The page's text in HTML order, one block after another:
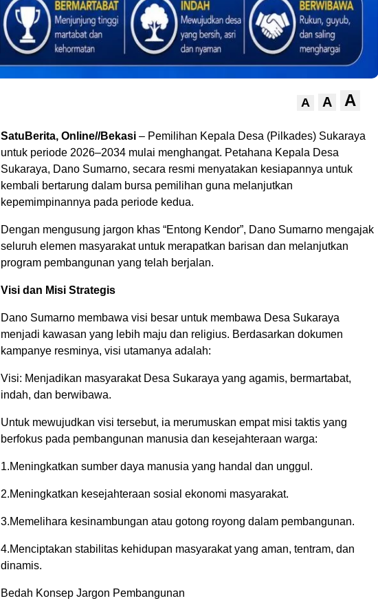
A A A
SatuBerita, Online//Bekasi – Pemilihan Kepala Desa (Pilkades) Sukaraya
untuk periode 2026–2034 mulai menghangat. Petahana Kepala Desa
Sukaraya, Dano Sumarno, secara resmi menyatakan kesiapannya untuk
kembali bertarung dalam bursa pemilihan guna melanjutkan
kepemimpinannya pada periode kedua.
Dengan mengusung jargon khas “Entong Kendor”, Dano Sumarno mengajak
seluruh elemen masyarakat untuk merapatkan barisan dan melanjutkan
program pembangunan yang telah berjalan.
Visi dan Misi Strategis
Dano Sumarno membawa visi besar untuk membawa Desa Sukaraya
menjadi kawasan yang lebih maju dan religius. Berdasarkan dokumen
kampanye resminya, visi utamanya adalah:
Visi: Menjadikan masyarakat Desa Sukaraya yang agamis, bermartabat,
indah, dan berwibawa.
Untuk mewujudkan visi tersebut, ia merumuskan empat misi taktis yang
berfokus pada pembangunan manusia dan kesejahteraan warga:
1.Meningkatkan sumber daya manusia yang handal dan unggul.
2.Meningkatkan kesejahteraan sosial ekonomi masyarakat.
3.Memelihara kesinambungan atau gotong royong dalam pembangunan.
4.Menciptakan stabilitas kehidupan masyarakat yang aman, tentram, dan
dinamis.
Bedah Konsep Jargon Pembangunan